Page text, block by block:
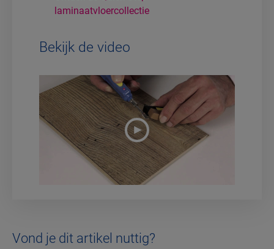
laminaatvloercollectie
Bekijk de video
Vond je dit artikel nuttig?